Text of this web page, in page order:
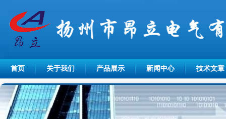
首页 关于我们 产品展示 新闻中心 技术文章